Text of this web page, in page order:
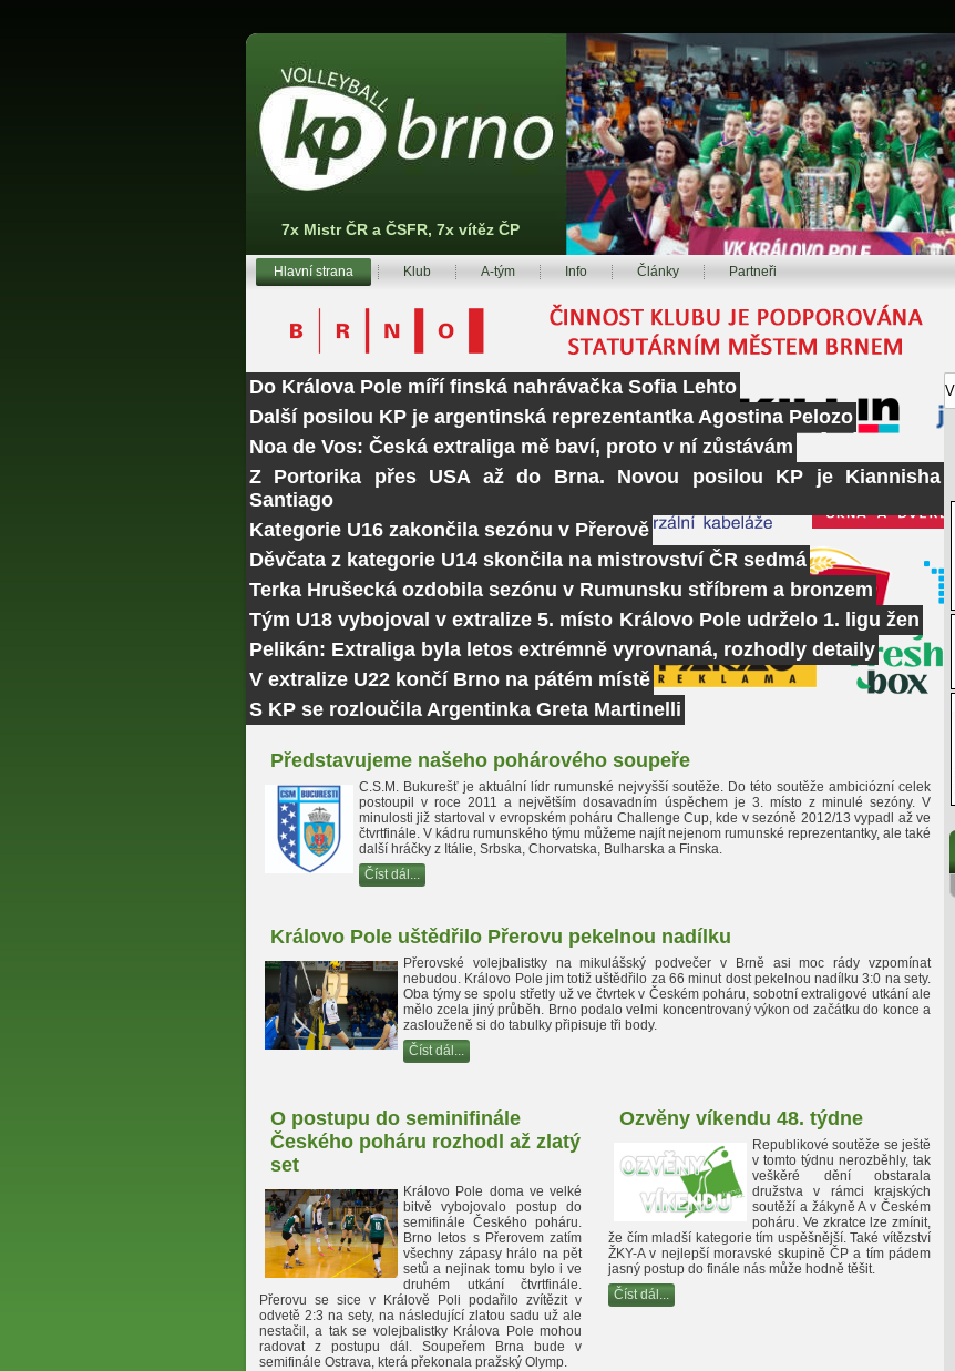
7x Mistr ČR a ČSFR, 7x vítěz ČP
Hlavní strana Klub A-tým Info Články Partneři
Do Králova Pole míří finská nahrávačka Sofia Lehto
Další posilou KP je argentinská reprezentantka Agostina Pelozo
Noa de Vos: Česká extraliga mě baví, proto v ní zůstávám
Z Portorika přes USA až do Brna. Novou posilou KP je Kiannisha
Santiago
Kategorie U16 zakončila sezónu v Přerově
Děvčata z kategorie U14 skončila na mistrovství ČR sedmá
Terka Hrušecká ozdobila sezónu v Rumunsku stříbrem a bronzem
Tým U18 vybojoval v extralize 5. místo Královo Pole udrželo 1. ligu žen
Pelikán: Extraliga byla letos extrémně vyrovnaná, rozhodly detaily
V extralize U22 končí Brno na pátém místě
S KP se rozloučila Argentinka Greta Martinelli
Představujeme našeho pohárového soupeře
C.S.M. Bukurešť je aktuální lídr rumunské nejvyšší soutěže. Do této soutěže ambiciózní celek
postoupil v roce 2011 a největším dosavadním úspěchem je 3. místo z minulé sezóny. V
minulosti již startoval v evropském poháru Challenge Cup, kde v sezóně 2012/13 vypadl až ve
čtvrtfinále. V kádru rumunského týmu můžeme najít nejenom rumunské reprezentantky, ale také
další hráčky z Itálie, Srbska, Chorvatska, Bulharska a Finska.
Číst dál...
Královo Pole uštědřilo Přerovu pekelnou nadílku
Přerovské volejbalistky na mikulášský podvečer v Brně asi moc rády vzpomínat
nebudou. Královo Pole jim totiž uštědřilo za 66 minut dost pekelnou nadílku 3:0 na sety.
Oba týmy se spolu střetly už ve čtvrtek v Českém poháru, sobotní extraligové utkání ale
mělo zcela jiný průběh. Brno podalo velmi koncentrovaný výkon od začátku do konce a
zaslouženě si do tabulky připisuje tři body.
Číst dál...
O postupu do seminifinále
Českého poháru rozhodl až zlatý
set
Královo Pole doma ve velké
bitvě vybojovalo postup do
semifinále Českého poháru.
Brno letos s Přerovem zatím
všechny zápasy hrálo na pět
setů a nejinak tomu bylo i ve
druhém utkání čtvrtfinále.
Přerovu se sice v Králově Poli podařilo zvítězit v
odvetě 2:3 na sety, na následující zlatou sadu už ale
nestačil, a tak se volejbalistky Králova Pole mohou
radovat z postupu dál. Soupeřem Brna bude v
semifinále Ostrava, která překonala pražský Olymp.
Ozvěny víkendu 48. týdne
Republikové soutěže se ještě
v tomto týdnu nerozběhly, tak
veškěré dění obstarala
družstva v rámci krajských
soutěží a žákyně A v Českém
poháru. Ve zkratce lze zmínit,
že čím mladší kategorie tím uspěšnější. Také vítězství
ŽKY-A v nejlepší moravské skupině ČP a tím pádem
jasný postup do finále nás může hodně těšit.
Číst dál...